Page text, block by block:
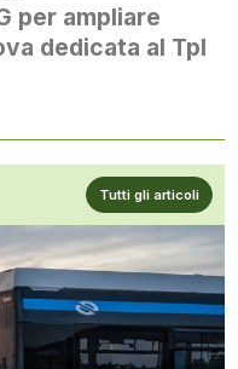
per ampliare
dedicata al Tpl
Tutti gli articoli